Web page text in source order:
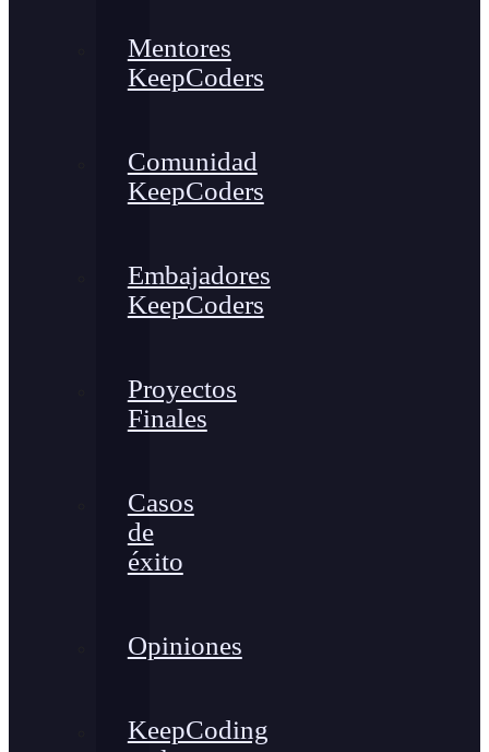
Mentores
KeepCoders
Comunidad
KeepCoders
Embajadores
KeepCoders
Proyectos
Finales
Casos
de
éxito
Opiniones
KeepCoding